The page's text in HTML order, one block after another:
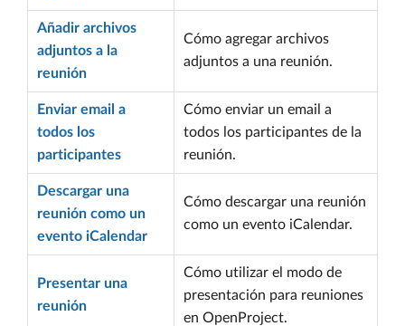
Añadir archivos
adjuntos a la
reunión
Cómo agregar archivos
adjuntos a una reunión.
Enviar email a
todos los
participantes
Cómo enviar un email a
todos los participantes de la
reunión.
Descargar una
reunión como un
evento iCalendar
Cómo descargar una reunión
como un evento iCalendar.
Presentar una
reunión
Cómo utilizar el modo de
presentación para reuniones
en OpenProject.